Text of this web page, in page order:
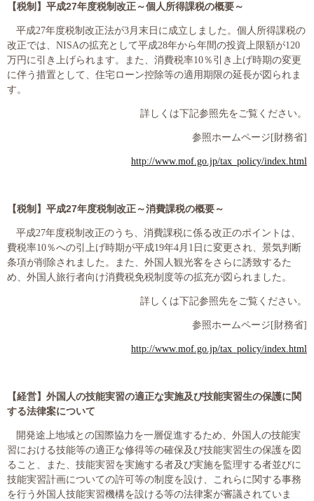
【税制】平成27年度税制改正～個人所得課税の概要～
平成27年度税制改正法が3月末日に成立しました。個人所得課税の
改正では、 NISAの拡充として平成28年から年間の投資上限額が120
万円に引き上げられます。また、消費税率10％引き上げ時期の変更
に伴う措置として、住宅ローン控除等の適用期限の延長が図られま
す。
詳しくは下記参照先をご覧ください。
参照ホームページ [財務省]
http://www.mof.go.jp/tax_policy/index.html
【税制】平成27年度税制改正～消費課税の概要～
平成27年度税制改正のうち、消費課税に係る改正のポイントは、
費税率10％への引上げ時期が平成19年4月 1 日に変更され、景気判断
条項が削除されました。また、外国人観光客をさらに誘致するた
め、外国人旅行者向け消費税免税制度等の拡充が図られました。
詳しくは下記参照先をご覧ください。
参照ホームページ [財務省]
http://www.mof.go.jp/tax_policy/index.html
【経営】外国人の技能実習の適正な実施及び技能実習生の保護に関
する法律案について
開発途上地域との国際協力を一層促進するため、外国人の技能実
習における技能等の適正な修得等の確保及び技能実習生の保護を図
ること、また、技能実習を実施する者及び実施を監理する者並びに
技能実習計画についての許可等の制度を設け、これらに関する事務
を行う外国人技能実習機構を設ける等の法律案が審議されていま
お問い合わせ
06-6889-6018